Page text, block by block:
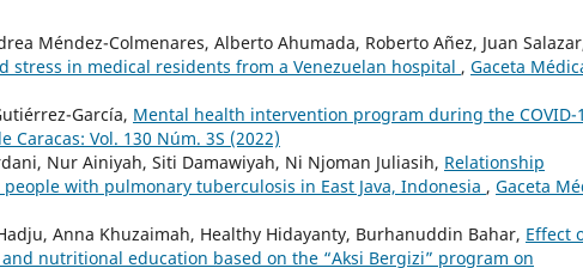
Méndez-Colmenares, Alberto Ahumada, Roberto Añez, Juan
stress in medical residents from a Venezuelan hospital , Gaceta
García, Mental health intervention program during the COVID-
Caracas: Vol. 130 Núm. 3S (2022)
Nur Ainiyah, Siti Damawiyah, Ni Njoman Juliasih, Relationship
with pulmonary tuberculosis in East Java, Indonesia , Gaceta
Anna Khuzaimah, Healthy Hidayanty, Burhanuddin Bahar, Effect
nutritional education based on the “Aksi Bergizi” program on